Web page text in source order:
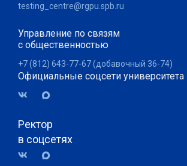
testing_centre@rgpu.spb.ru
Управление по связям
с общественностью
+7 (812) 643-77-67 (добавочный 36-74)
Официальные соцсети университета
Ректор
в соцсетях